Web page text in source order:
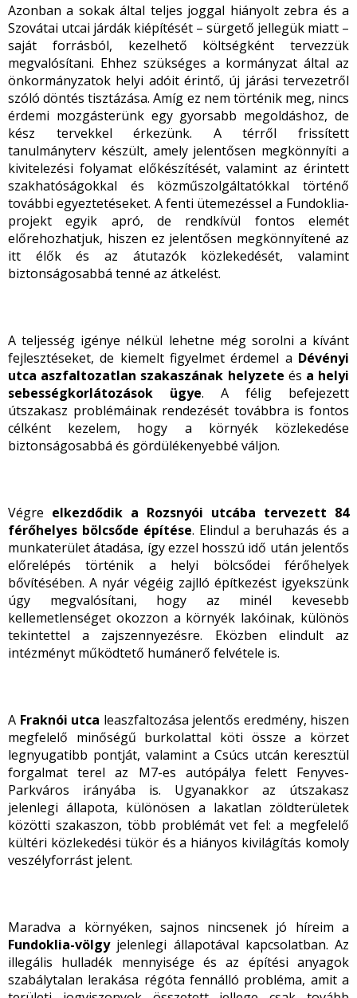
Azonban a sokak által teljes joggal hiányolt zebra és a
Szovátai utcai járdák kiépítését – sürgető jellegük miatt –
saját forrásból, kezelhető költségként tervezzük
megvalósítani. Ehhez szükséges a kormányzat által az
önkormányzatok helyi adóit érintő, új járási tervezetről
szóló döntés tisztázása. Amíg ez nem történik meg, nincs
érdemi mozgásterünk egy gyorsabb megoldáshoz, de
kész tervekkel érkezünk. A térről frissített
tanulmányterv készült, amely jelentősen megkönnyíti a
kivitelezési folyamat előkészítését, valamint az érintett
szakhatóságokkal és közműszolgáltatókkal történő
további egyeztetéseket. A fenti ütemezéssel a Fundoklia-
projekt egyik apró, de rendkívül fontos elemét
előrehozhatjuk, hiszen ez jelentősen megkönnyítené az
itt élők és az átutazók közlekedését, valamint
biztonságosabbá tenné az átkelést.
A teljesség igénye nélkül lehetne még sorolni a kívánt
fejlesztéseket, de kiemelt figyelmet érdemel a Dévényi
utca aszfaltozatlan szakaszának helyzete és a helyi
sebességkorlátozások ügye. A félig befejezett
útszakasz problémáinak rendezését továbbra is fontos
célként kezelem, hogy a környék közlekedése
biztonságosabbá és gördülékenyebbé váljon.
Végre elkezdődik a Rozsnyói utcába tervezett 84
férőhelyes bölcsőde építése. Elindul a beruhazás és a
munkaterület átadása, így ezzel hosszú idő után jelentős
előrelépés történik a helyi bölcsődei férőhelyek
bővítésében. A nyár végéig zajlló építkezést igyekszünk
úgy megvalósítani, hogy az minél kevesebb
kellemetlenséget okozzon a környék lakóinak, különös
tekintettel a zajszennyezésre. Eközben elindult az
intézményt működtető humánerő felvétele is.
A Fraknói utca leaszfaltozása jelentős eredmény, hiszen
megfelelő minőségű burkolattal köti össze a körzet
legnyugatibb pontját, valamint a Csúcs utcán keresztül
forgalmat terel az M7-es autópálya felett Fenyves-
Parkváros irányába is. Ugyanakkor az útszakasz
jelenlegi állapota, különösen a lakatlan zöldterületek
közötti szakaszon, több problémát vet fel: a megfelelő
kültéri közlekedési tükör és a hiányos kivilágítás komoly
veszélyforrást jelent.
Maradva a környéken, sajnos nincsenek jó híreim a
Fundoklia-völgyjelenlegi állapotával kapcsolatban. Az
illegális hulladék mennyisége és az építési anyagok
szabálytalan lerakása régóta fennálló probléma, amit a